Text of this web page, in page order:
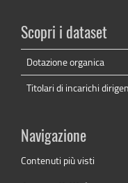
Scopri i dataset
Dotazione organica
Titolari di incarichi
Navigazione
Contenuti più visti